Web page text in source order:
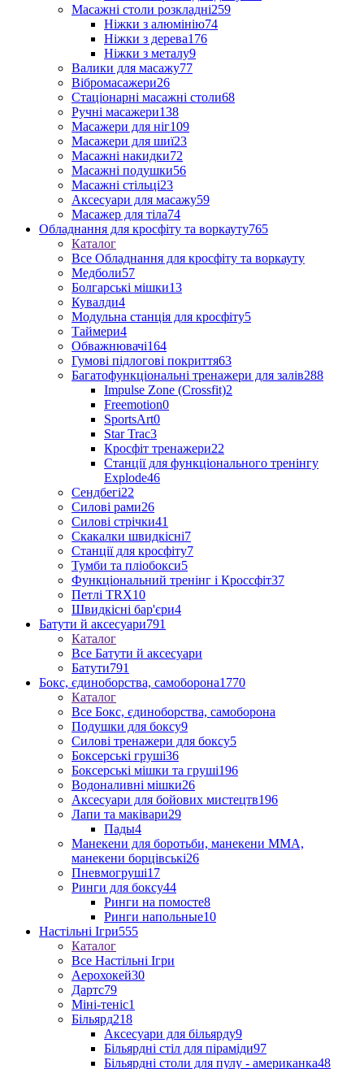
Масажні столи розкладні259
Ніжки з алюмінію74
Ніжки з дерева176
Ніжки з металу9
Валики для масажу77
Вібромасажери26
Стаціонарні масажні столи68
Ручні масажери138
Масажери для ніг109
Масажери для шиї23
Масажні накидки72
Масажні подушки56
Масажні стільці23
Аксесуари для масажу59
Масажер для тіла74
Обладнання для кросфіту та воркауту765
Каталог
Все Обладнання для кросфіту та воркауту
Медболи57
Болгарські мішки13
Кувалди4
Модульна станція для кросфіту5
Таймери4
Обважнювачі164
Гумові підлогові покриття63
Багатофункціональні тренажери для залів288
Impulse Zone (Crossfit)2
Freemotion0
SportsArt0
Star Trac3
Кросфіт тренажери22
Станції для функціонального тренінгу
Explode46
Сендбегі22
Силові рами26
Силові стрічки41
Скакалки швидкісні7
Станції для кросфіту7
Тумби та пліобокси5
Функціональний тренінг і Кроссфіт37
Петлі TRX10
Швидкісні бар'єри4
Батути й аксесуари791
Каталог
Все Батути й аксесуари
Батути791
Бокс, єдиноборства, самоборона1770
Каталог
Все Бокс, єдиноборства, самоборона
Подушки для боксу9
Силові тренажери для боксу5
Боксерські груші36
Боксерські мішки та груші196
Водоналивні мішки26
Аксесуари для бойових мистецтв196
Лапи та маківари29
Пады4
Манекени для боротьби, манекени ММА,
манекени борцівські26
Пневмогруші17
Ринги для боксу44
Ринги на помосте8
Ринги напольные10
Настільні Ігри555
Каталог
Все Настільні Ігри
Аерохокей30
Дартс79
Міні-теніс1
Більярд218
Аксесуари для більярду9
Більярдні стіл для піраміди97
Більярдні столи для пулу - американка48